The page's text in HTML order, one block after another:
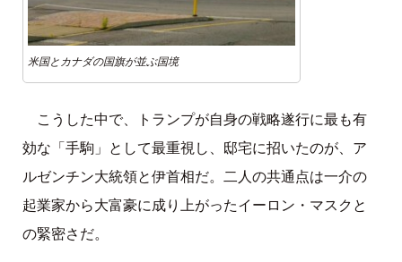
米国とカナダの国旗が並ぶ国境
こうした中で、トランプが自身の戦略遂行に最も有
効な「手駒」として最重視し、邸宅に招いたのが、ア
ルゼンチン大統領と伊首相だ。二人の共通点は一介の
起業家から大富豪に成り上がったイーロン・マスクと
の緊密さだ。